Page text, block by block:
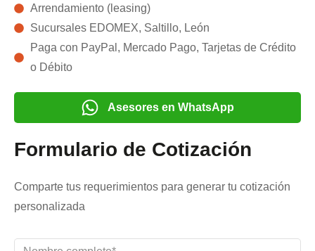
Arrendamiento (leasing)
Sucursales EDOMEX, Saltillo, León
Paga con PayPal, Mercado Pago, Tarjetas de Crédito
o Débito
Asesores en WhatsApp
Formulario de Cotización
Comparte tus requerimientos para generar tu cotización
personalizada